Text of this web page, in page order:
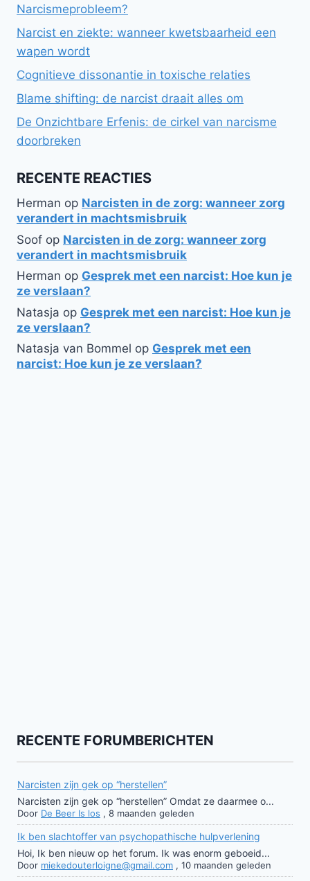
Narcismeprobleem?
Narcist en ziekte: wanneer kwetsbaarheid een
wapen wordt
Cognitieve dissonantie in toxische relaties
Blame shifting: de narcist draait alles om
De Onzichtbare Erfenis: de cirkel van narcisme
doorbreken
RECENTE REACTIES
Herman op Narcisten in de zorg: wanneer zorg
verandert in machtsmisbruik
Soof op Narcisten in de zorg: wanneer zorg
verandert in machtsmisbruik
Herman op Gesprek met een narcist: Hoe kun je
ze verslaan?
Natasja op Gesprek met een narcist: Hoe kun je
ze verslaan?
Natasja van Bommel op Gesprek met een
narcist: Hoe kun je ze verslaan?
RECENTE FORUMBERICHTEN
Narcisten zijn gek op “herstellen”
Narcisten zijn gek op “herstellen” Omdat ze daarmee o...
Door De Beer Is los , 8 maanden geleden
Ik ben slachtoffer van psychopathische hulpverlening
Hoi, Ik ben nieuw op het forum. Ik was enorm geboeid...
Door miekedouterloigne@gmail.com , 10 maanden geleden